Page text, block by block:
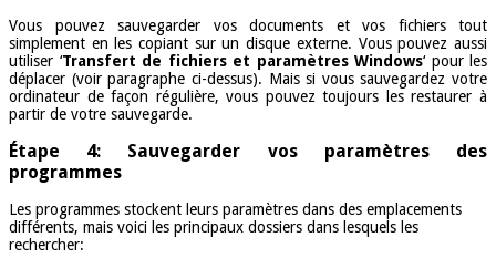
Vous pouvez sauvegarder vos documents et vos fichiers tout
simplement en les copiant sur un disque externe. Vous pouvez aussi
utiliser ‘Transfert de fichiers et paramètres Windows‘ pour les
déplacer (voir paragraphe ci-dessus). Mais si vous sauvegardez votre
ordinateur de façon régulière, vous pouvez toujours les restaurer à
partir de votre sauvegarde.
Étape 4: Sauvegarder vos paramètres des
programmes
Les programmes stockent leurs paramètres dans des emplacements
différents, mais voici les principaux dossiers dans lesquels les
rechercher: